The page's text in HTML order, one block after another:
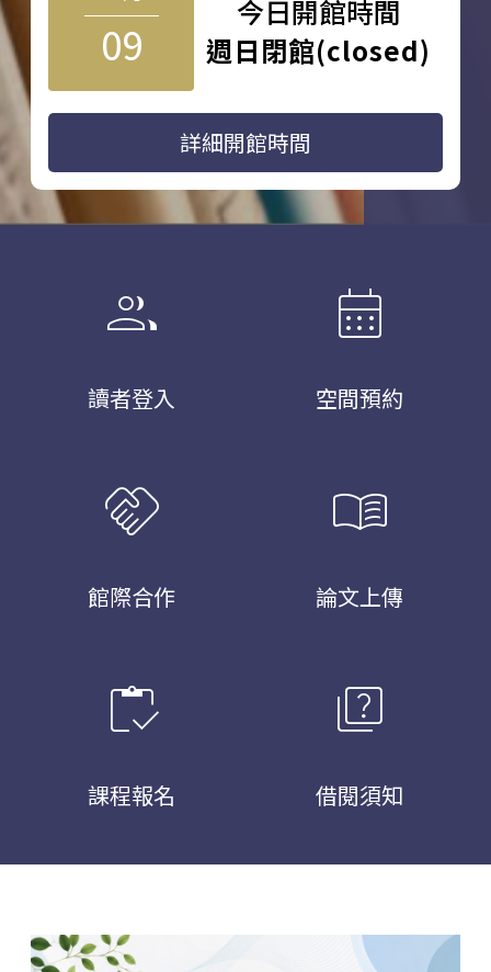
09
今日開館時間
週日閉館(closed)
詳細開館時間
group
讀者登入
calendar_month
空間預約
handshake
館際合作
menu_book
論文上傳
inventory
課程報名
quiz
借閱須知